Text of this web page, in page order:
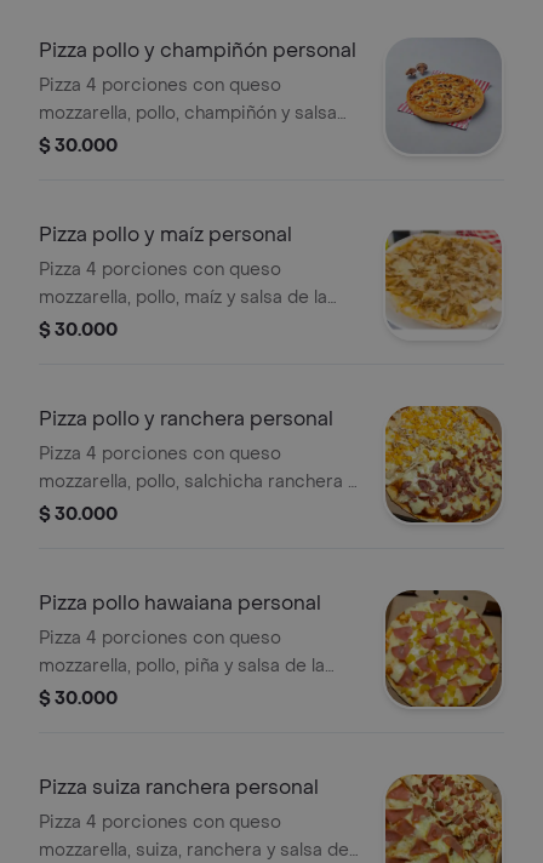
Pizza pollo y champiñón personal
Pizza 4 porciones con queso
mozzarella, pollo, champiñón y salsa
de la casa.
$ 30.000
Pizza pollo y maíz personal
Pizza 4 porciones con queso
mozzarella, pollo, maíz y salsa de la
casa.
$ 30.000
Pizza pollo y ranchera personal
Pizza 4 porciones con queso
mozzarella, pollo, salchicha ranchera y
salsa de la casa.
$ 30.000
Pizza pollo hawaiana personal
Pizza 4 porciones con queso
mozzarella, pollo, piña y salsa de la
casa.
$ 30.000
Pizza suiza ranchera personal
Pizza 4 porciones con queso
mozzarella, suiza, ranchera y salsa de